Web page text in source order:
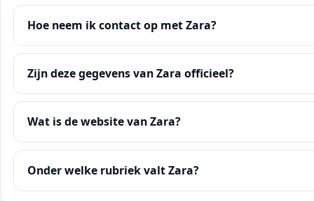
Hoe neem ik contact op met Zara?
Zijn deze gegevens van Zara officieel?
Wat is de website van Zara?
Onder welke rubriek valt Zara?